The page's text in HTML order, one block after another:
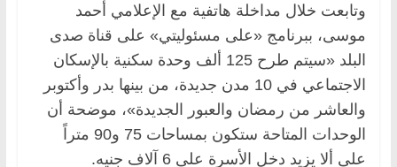
وتابعت خلال مداخلة هاتفية مع الإعلامي أحمد
موسى، ببرنامج «على مسئوليتي» على قناة صدى
البلد «سيتم طرح 125 ألف وحدة سكنية بالإسكان
الاجتماعي في 10 مدن جديدة، من بينها بدر وأكتوبر
والعاشر من رمضان والعبور الجديدة»، موضحة أن
الوحدات المتاحة ستكون بمساحات 75 و90 متراً
على ألا يزيد دخل الأسرة على 6 آلاف جنيه.